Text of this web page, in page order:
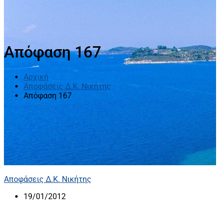
Απόφαση 167
Αρχική
Αποφάσεις Δ.Κ. Νικήτης
Απόφαση 167
Αποφάσεις Δ.Κ. Νικήτης
19/01/2012